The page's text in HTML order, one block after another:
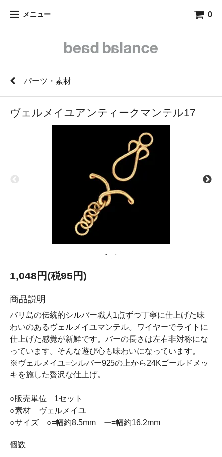
メニュー 0
パーツ・素材
ヴェルメイユアンティークマンテル17
1,048円(税95円)
商品説明
バリ島の伝統的シルバー職人1点ずつ丁寧に仕上げた味
わいのあるヴェルメイユマンテル。ワイヤーでライトに
仕上げた感覚が新鮮です。バーの長さは左右非対称にな
っています。そんな遊び心も味わいになっています。
※ヴェルメイユ=シルバー925の上から24Kゴールドメッ
キを施した贅沢な仕上げ。
○販売単位 1セット
○素材 ヴェルメイユ
○サイズ ○=幅約8.5mm ー=幅約16.2mm
個数